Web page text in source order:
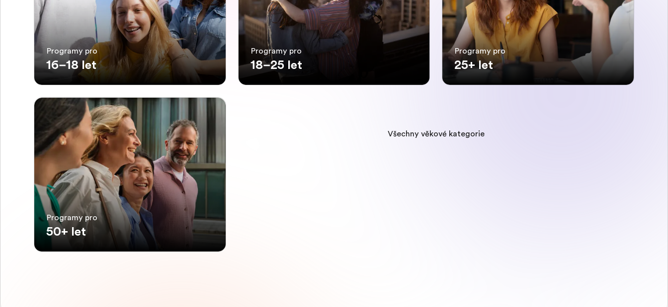
Programy pro
16–18 let
Programy pro
18–25 let
Programy pro
25+ let
Programy pro
50+ let
Všechny věkové kategorie